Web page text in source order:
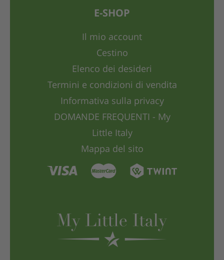
E-SHOP
Il mio account
Cestino
Elenco dei desideri
Termini e condizioni di vendita
Informativa sulla privacy
DOMANDE FREQUENTI - My
Little Italy
Mappa del sito